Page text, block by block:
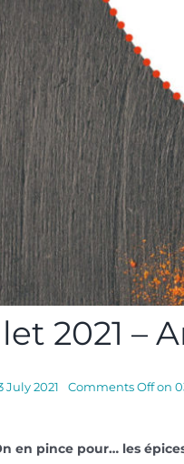
2021 –
July 2021 Comments Offon
en pince pour… les